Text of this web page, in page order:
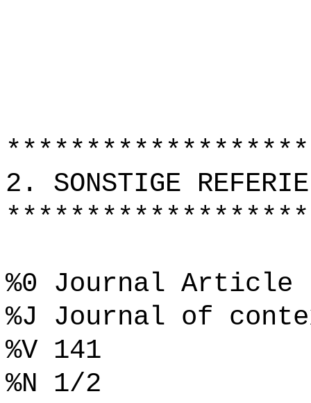
2. SONSTIGE
%0 Journal Article
%J Journal of
%V 141
%N 1/2